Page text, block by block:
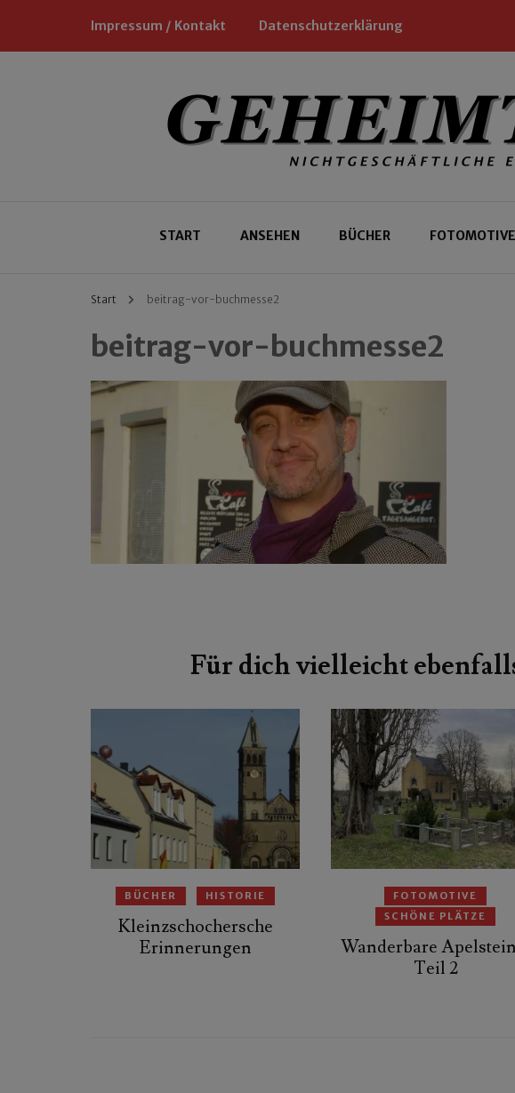
Impressum / Kontakt Datenschutzerklärung
Geheimtipp
START ANSEHEN BÜCHER FOTOMOTIVE
Start beitrag-vor-buchmesse2
beitrag-vor-buchmesse2
Für dich vielleicht
BÜCHER HISTORIE
Kleinzschochersche
Erinnerungen
FOTOMOTIVE
SCHÖNE PLÄTZE
Wanderbare
Teil 2